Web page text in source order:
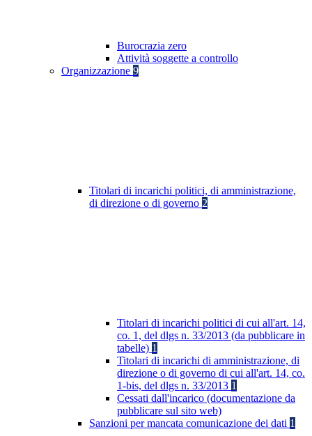
Burocrazia zero
Attività soggette a controllo
Organizzazione 9
Titolari di incarichi politici, di amministrazione,
di direzione o di governo 2
Titolari di incarichi politici di cui all'art. 14,
co. 1, del dlgs n. 33/2013 (da pubblicare in
tabelle) 1
Titolari di incarichi di amministrazione, di
direzione o di governo di cui all'art. 14, co.
1-bis, del dlgs n. 33/2013 1
Cessati dall'incarico (documentazione da
pubblicare sul sito web)
Sanzioni per mancata comunicazione dei dati 1